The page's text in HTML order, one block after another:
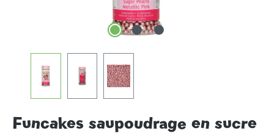
Funcakes saupoudrage en sucre